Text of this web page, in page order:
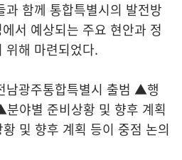
과 함께 통합특별시의 발전방
서 예상되는 주요 현안과 정
위해 마련되었다.
남광주통합특별시 출범 ▲행
야별 준비상황 및 향후 계획
및 향후 계획 등이 중점 논의